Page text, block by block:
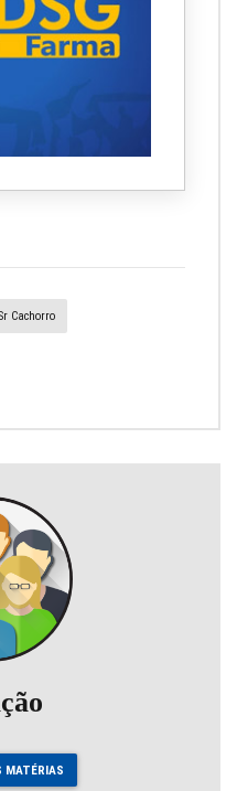
Cachorro
MATÉRIAS